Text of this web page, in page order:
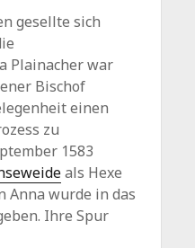
gesellte sich
Plainacher war
Bischof
einen
zu
1583
als Hexe
Anna wurde in das
Ihre Spur